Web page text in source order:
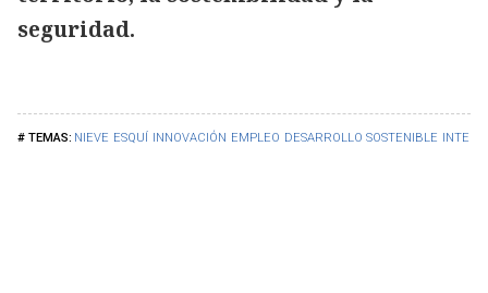
NIEVE ESQUÍ INNOVACIÓN EMPLEO DESARROLLO SOSTENIBLE
seguridad.